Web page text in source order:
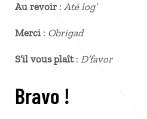
Au revoir : Até log’
Merci : Obrigad
S’il vous plaît: D’favor
Bravo !